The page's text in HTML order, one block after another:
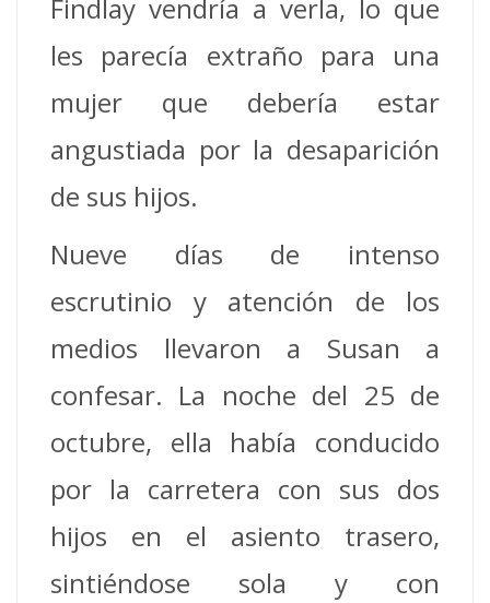
Findlay vendría a verla, lo que
les parecía extraño para una
mujer que debería estar
angustiada por la desaparición
de sus hijos.
Nueve días de intenso
escrutinio y atención de los
medios llevaron a Susan a
confesar. La noche del 25 de
octubre, ella había conducido
por la carretera con sus dos
hijos en el asiento trasero,
sintiéndose sola y con